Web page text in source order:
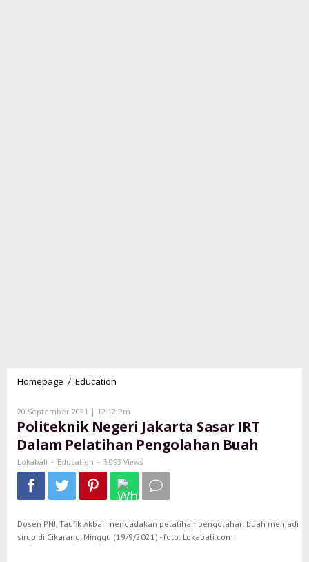
Homepage / Education
Jakarta
Sasar
IRT
Dalam
Pelatihan
Pengolahan
Buah
20 September 2021 | 12:12 Pm
Lokabali
Politeknik Negeri Jakarta Sasar IRT
Dalam Pelatihan Pengolahan Buah
Lokabali - Education - 3.093 Views
Dosen PNJ, Taufik Akbar mengadakan pelatihan pengolahan buah menjadi
sirup di Cikarang, Minggu (19/9/2021) - foto: Lokabali.com